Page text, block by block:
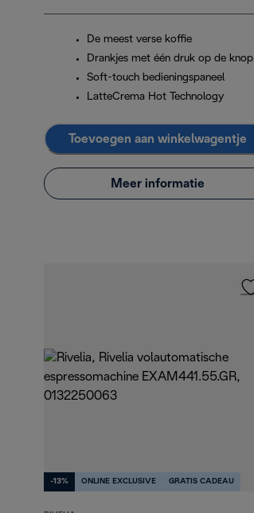
De meest verse koffie
Drankjes met één druk op de knop
Soft-touch bedieningspaneel
LatteCrema Hot Technology
Toevoegen aan winkelwagentje
Meer informatie
-13% ONLINE EXCLUSIVE GRATIS CADEAU